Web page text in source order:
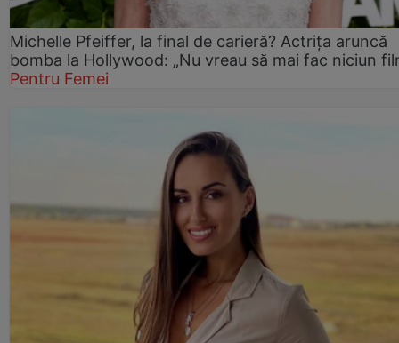
Michelle Pfeiffer, la final de carieră? Actrița aruncă
bomba la Hollywood: „Nu vreau să mai fac niciun
Pentru Femei